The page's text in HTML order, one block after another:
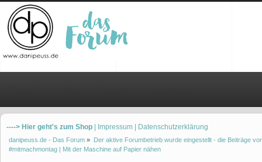
----> Hier geht's zum Shop | Impressum | Datenschutzerklärung
danipeuss.de - Das Forum » Der aktive Forumbetrieb wurde eingestellt - die Beiträge
#mitmachmontag | Mit der Maschine auf Papier nähen